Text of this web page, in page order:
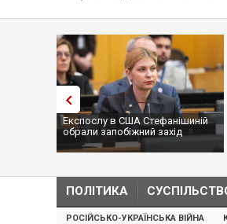
Експослу в США Стефанішиній
обрали запобіжний захід
ПОЛІТИКА
РОСІЙСЬКО-УКРАЇНСЬКА ВІЙНА